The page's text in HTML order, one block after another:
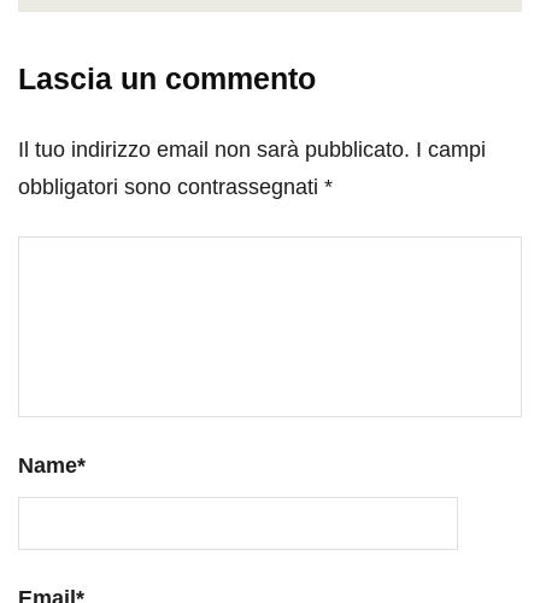
Lascia un commento
Il tuo indirizzo email non sarà pubblicato. I campi
obbligatori sono contrassegnati *
Name*